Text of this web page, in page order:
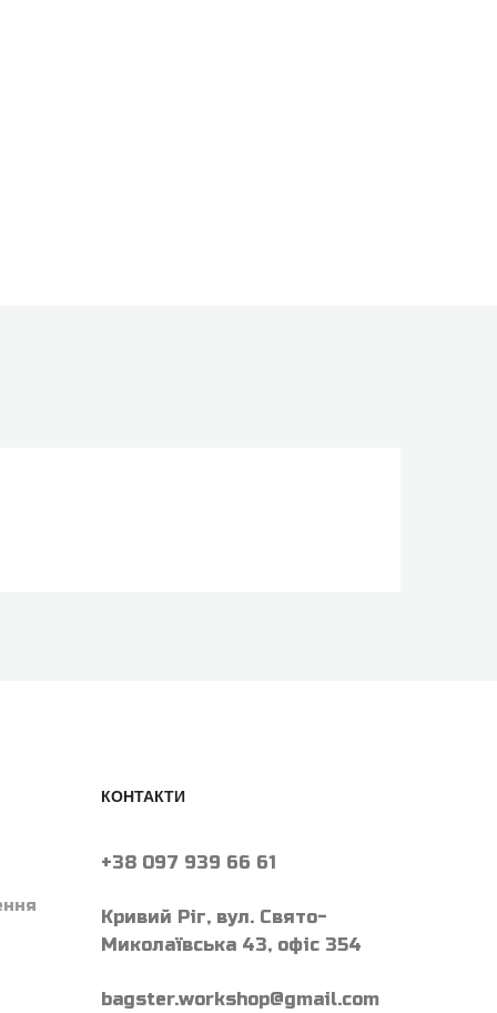
КОНТАКТИ
+38 097 939 66 61
Кривий Ріг, вул. Свято-
Миколаївська 43, офіс 354
bagster.workshop@gmail.com